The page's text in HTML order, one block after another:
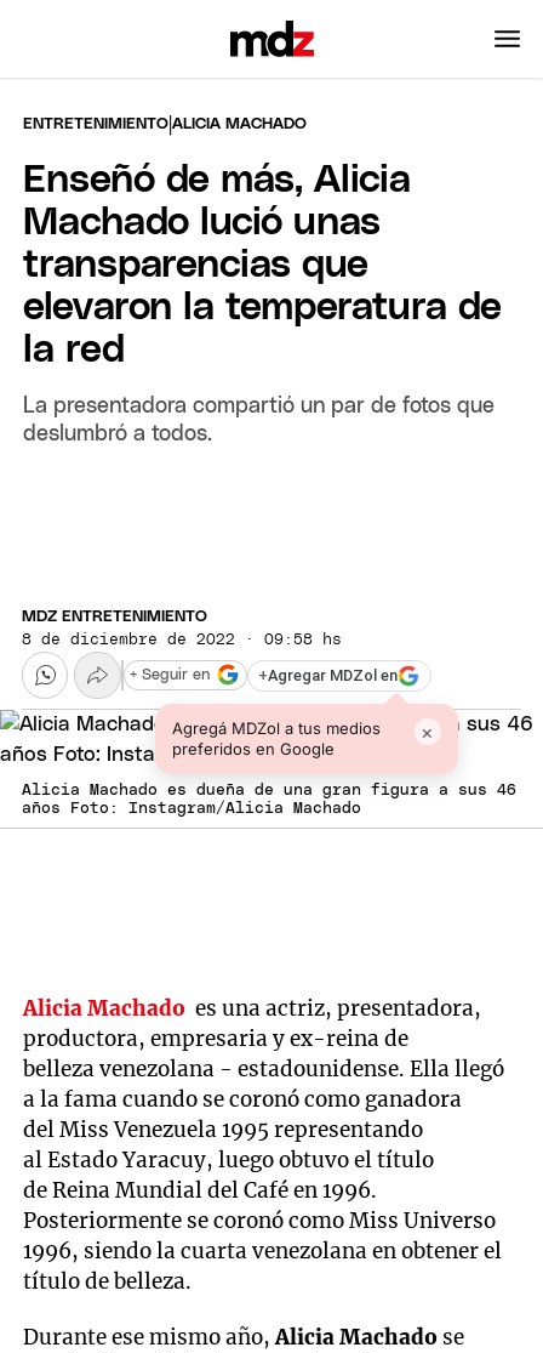
ENTRETENIMIENTO |ALICIA MACHADO
Enseñó de más, Alicia
Machado lució unas
transparencias que
elevaron la temperatura de
la red
La presentadora compartió un par de fotos que
deslumbró a todos.
MDZ ENTRETENIMIENTO
8 de diciembre de 2022 · 09:58 hs
+Agregar MDZol en
Agregá MDZol a tus medios
preferidos en Google
×
+ Seguir en
Alicia Machado es dueña de una gran figura a sus 46
años Foto: Instagram/Alicia Machado
Alicia Machado es una actriz, presentadora,
productora, empresaria y ex-reina de
belleza venezolana - estadounidense. Ella llegó
a la fama cuando se coronó como ganadora
del Miss Venezuela 1995 representando
al Estado Yaracuy, luego obtuvo el título
de Reina Mundial del Café en 1996.
Posteriormente se coronó como Miss Universo
1996, siendo la cuarta venezolana en obtener el
título de belleza.
Durante ese mismo año,Alicia Machado se